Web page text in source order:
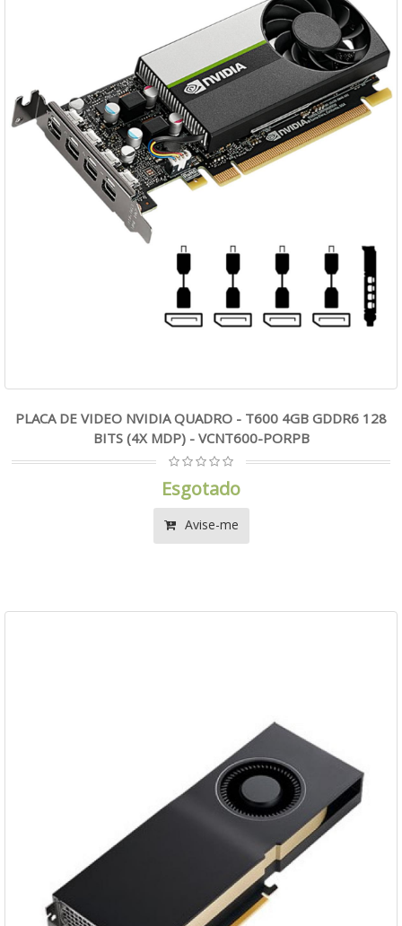
PLACA DE VIDEO NVIDIA QUADRO - T600 4GB GDDR6 128
BITS (4X MDP) - VCNT600-PORPB
Esgotado
Avise-me